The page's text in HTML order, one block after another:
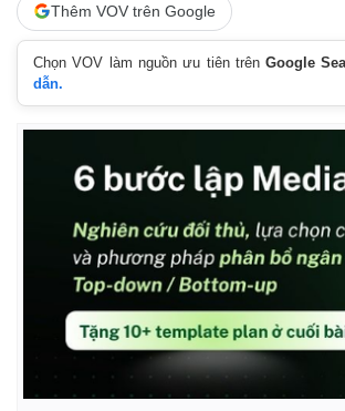
Thêm VOV trên Google
Chọn VOV làm nguồn ưu tiên trênGoogle
dẫn.